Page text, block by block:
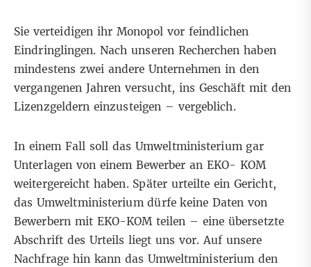
Sie verteidigen ihr Monopol vor feindlichen
Eindringlingen. Nach unseren Recherchen haben
mindestens zwei andere Unternehmen in den
vergangenen Jahren versucht, ins Geschäft mit den
Lizenzgeldern einzusteigen – vergeblich.
In einem Fall soll das Umweltministerium gar
Unterlagen von einem Bewerber an EKO- KOM
weitergereicht haben. Später urteilte ein Gericht,
das Umweltministerium dürfe keine Daten von
Bewerbern mit EKO-KOM teilen – eine übersetzte
Abschrift des Urteils liegt uns vor. Auf unsere
Nachfrage hin kann das Umweltministerium den